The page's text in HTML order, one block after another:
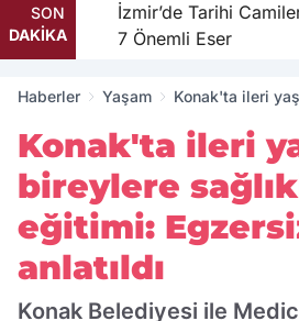
SON
DAKİKA
İzmir’de Tarihi
7 Önemli Eser
Haberler Yaşam
Konak'ta ileri
Konak'ta ileri
bireylere
eğitimi:
anlatıldı
Konak Belediyesi ile